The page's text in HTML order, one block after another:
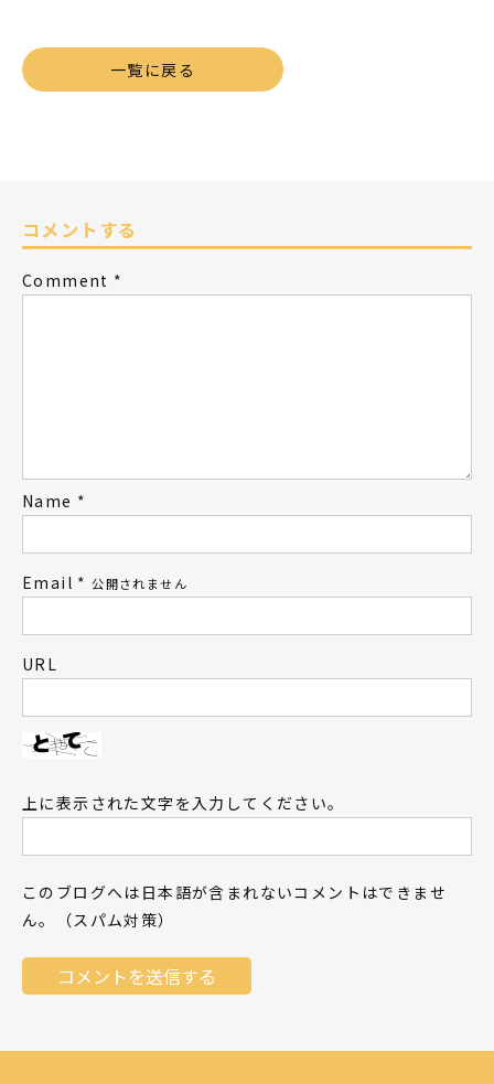
一覧に戻る
コメントする
Comment *
Name *
Email * 公開されません
URL
上に表示された文字を入力してください。
このブログへは日本語が含まれないコメントはできませ
ん。（スパム対策）